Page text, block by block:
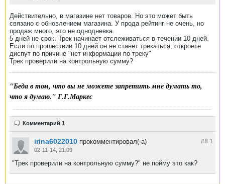
Действительно, в магазине нет товаров. Но это может быть
связано с обновлением магазина. У прода рейтинг не очень, но
продаж много, это не однодневка.
5 дней не срок. Трек начинает отслеживаться в течении 10 дней.
Если по прошествии 10 дней он не станет трекаться, откроете
диспут по причине "нет информации по треку"
Трек проверили на контрольную сумму?
"Беда в том, что вы не можете запретить мне думать то,
что я думаю." Г.Г.Маркес
Комментарий 1
#8.1
irina6022010 прокомментировал(-а)
02-11-14, 21:09
"Трек проверили на контрольную сумму?" не пойму это как?